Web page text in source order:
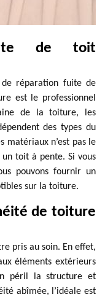
de toit
réparation fuite de
est le professionnel
de la toiture, les
des types du
matériaux n’est pas le
toit à pente. Si vous
pouvons fournir un
sur la toiture.
de toiture
pris au soin. En effet,
éléments extérieurs
péril la structure et
abîmée, l’idéale est